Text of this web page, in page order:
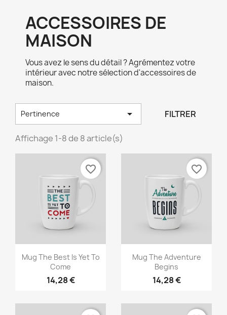
ACCESSOIRES DE
MAISON
Vous avez le sens du détail ? Agrémentez votre
intérieur avec notre sélection d'accessoires de
maison.
Pertinence  FILTRER
Affichage 1-8 de 8 article(s)
Aperçu rapide
Mug The Best Is Yet To
Come
14,28 €
favorite_border
Aperçu rapide
Mug The Adventure
Begins
14,28 €
favorite_border